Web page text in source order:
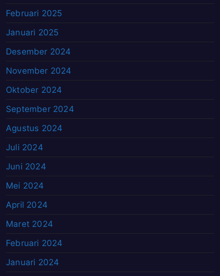
Februari 2025
Januari 2025
Desember 2024
November 2024
Oktober 2024
September 2024
Agustus 2024
Juli 2024
Juni 2024
Mei 2024
April 2024
Maret 2024
Februari 2024
Januari 2024